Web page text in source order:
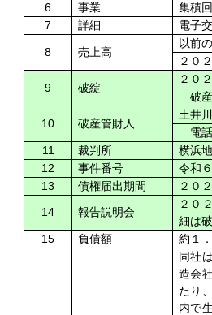
6
事業
集積
7
詳細 電子
8 売上高
以前
２０
9 破綻
２０
破産
10 破産管財人
土井
電話
11
裁判所
横浜
12
事件番号
令和
13
債権届出期間
２０
14
報告説明会
２０
細は
15
負債額 約１
同社
造会
たり
内で